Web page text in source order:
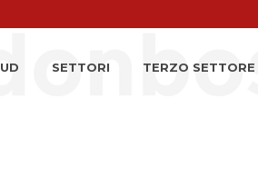
SETTORI TERZO SETTORE